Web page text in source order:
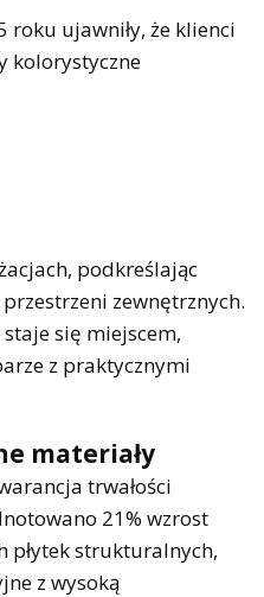
roku ujawniły, że klienci
kolorystyczne
podkreślając
zewnętrznych.
się miejscem,
z praktycznymi
materiały
trwałości
21% wzrost
płytek strukturalnych,
z wysoką